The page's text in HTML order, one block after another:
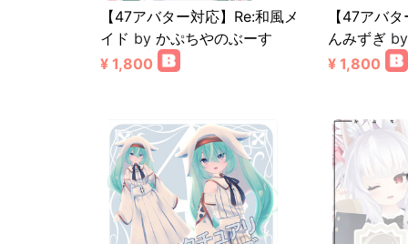
【47アバター対応】Re:和風メ
イド by かぷちやのぶーす
¥ 1,800
【47アバ
んみずぎ
¥ 1,800